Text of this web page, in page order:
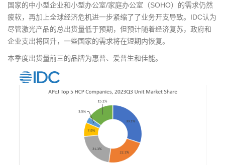
国家的中小型企业和小型办公室/家庭办公室（SOHO）的需求仍然
疲软，再加上全球经济危机进一步紧缩了了业务开支导致。IDC认为
尽管激光产品的总出货量低于预期，但预计随着经济复苏，政府和
企业支出将回升，一些国家的需求将在短期内恢复。
本季度出货量前三的品牌为惠普、爱普生和佳能。